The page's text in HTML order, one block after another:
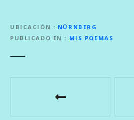
UBICACIÓN
NÜRNBERG
PUBLICADO EN
MIS POEMAS